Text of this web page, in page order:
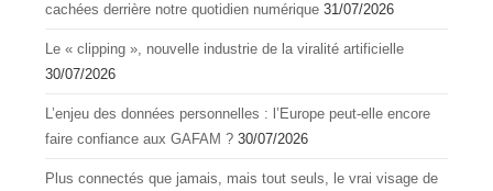
cachées derrière notre quotidien numérique 31/07/2026
Le « clipping », nouvelle industrie de la viralité artificielle
30/07/2026
L’enjeu des données personnelles : l’Europe peut-elle encore
faire confiance aux GAFAM ? 30/07/2026
Plus connectés que jamais, mais tout seuls, le vrai visage de